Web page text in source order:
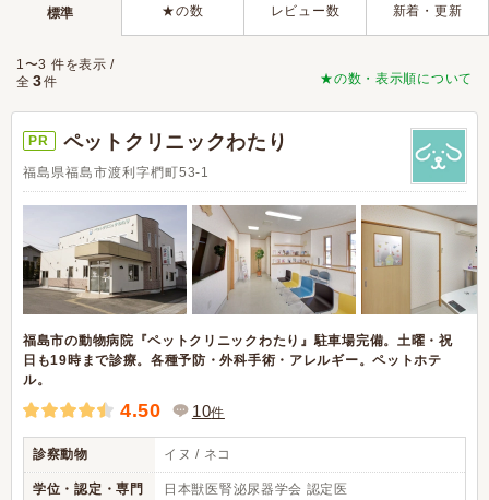
標準 ★の数 レビュー数 新着・更新
★の数・表示順について
1〜3 件を表示 /
全 3件
PR ペットクリニックわたり
福島県福島市渡利字椚町53-1
福島市の動物病院『ペットクリニックわたり』駐車場完備。土曜・祝
日も19時まで診療。各種予防・外科手術・アレルギー。ペットホテ
ル。
4.50 10件
診察動物 イヌ / ネコ
学位・認定・専門 日本獣医腎泌尿器学会 認定医